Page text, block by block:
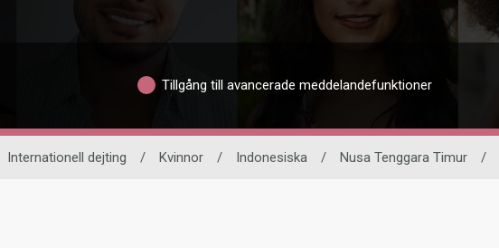
Tillgång till avancerade meddelandefunktioner
Internationell dejting / Kvinnor / Indonesiska / Nusa Tenggara Timur /